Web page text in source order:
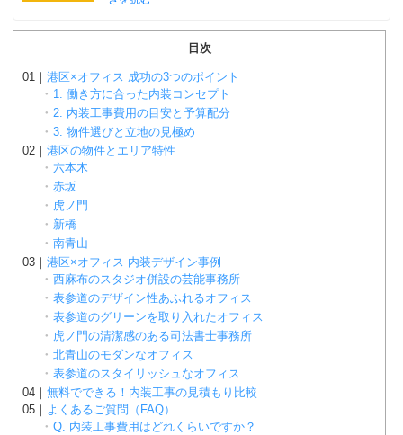
目次
港区×オフィス 成功の3つのポイント
1. 働き方に合った内装コンセプト
2. 内装工事費用の目安と予算配分
3. 物件選びと立地の見極め
港区の物件とエリア特性
六本木
赤坂
虎ノ門
新橋
南青山
港区×オフィス 内装デザイン事例
西麻布のスタジオ併設の芸能事務所
表参道のデザイン性あふれるオフィス
表参道のグリーンを取り入れたオフィス
虎ノ門の清潔感のある司法書士事務所
北青山のモダンなオフィス
表参道のスタイリッシュなオフィス
無料でできる！内装工事の見積もり比較
よくあるご質問（FAQ）
Q. 内装工事費用はどれくらいですか？